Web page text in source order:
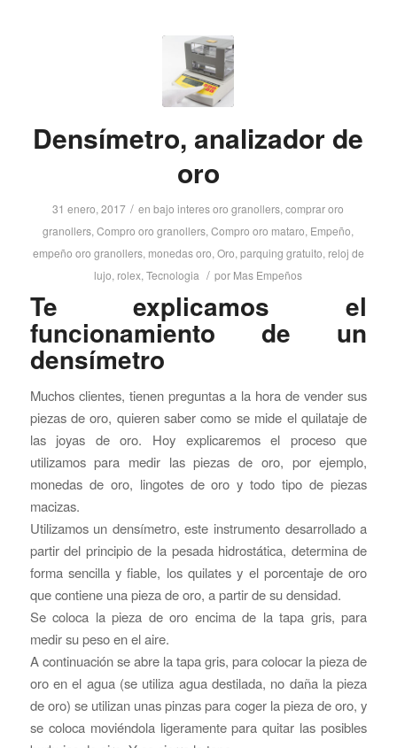
Densímetro, analizador de
oro
31 enero, 2017 / enbajo interes oro granollers,comprar oro
granollers,Compro oro granollers,Compro oro mataro, Empeño,
empeño oro granollers, monedas oro, Oro, parquing gratuito, reloj de
lujo, rolex,Tecnologia / por Mas Empeños
Te explicamos el
funcionamiento de un
densímetro
Muchos clientes, tienen preguntas a la hora de vender sus
piezas de oro, quieren saber como se mide el quilataje de
las joyas de oro. Hoy explicaremos el proceso que
utilizamos para medir las piezas de oro, por ejemplo,
monedas de oro, lingotes de oro y todo tipo de piezas
macizas.
Utilizamos un densímetro, este instrumento desarrollado a
partir del principio de la pesada hidrostática, determina de
forma sencilla y fiable, los quilates y el porcentaje de oro
que contiene una pieza de oro, a partir de su densidad.
Se coloca la pieza de oro encima de la tapa gris, para
medir su peso en el aire.
A continuación se abre la tapa gris, para colocar la pieza de
oro en el agua (se utiliza agua destilada, no daña la pieza
de oro) se utilizan unas pinzas para coger la pieza de oro, y
se coloca moviéndola ligeramente para quitar las posibles